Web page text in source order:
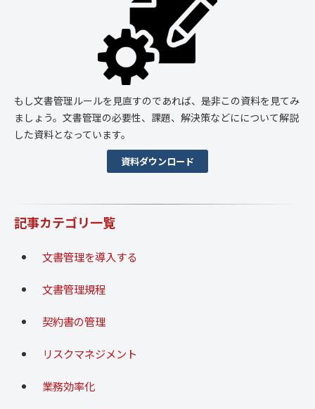
もし文書管理ルールを見直すのであれば、是非この資料を見てみ
ましょう。文書管理の必要性、課題、解決策などにについて解説
した資料となっています。
資料ダウンロード
記事カテゴリ一覧
文書管理を導入する
文書管理規程
契約書の管理
リスクマネジメント
業務効率化